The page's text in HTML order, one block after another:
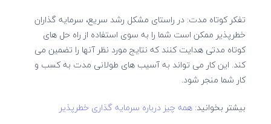
تفکر کوتاه مدت: در راستای مشکل رشد سریع، سرمایه گذاران
خطرپذیر ممکن است شما را به سوی استفاده از راه حل های
کوتاه مدتی هدایت کنند که نتایج مورد نظر آنها را تضمین می
کند. این کار می تواند به آسیب های طولانی مدت به کسب و
کار شما منجر شود.
بیشتر بخوانید: همه چیز درباره سرمایه گذاری خطرپذیر